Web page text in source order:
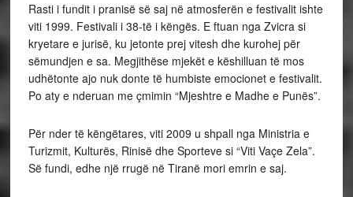
Rasti i fundit i pranisë së saj në atmosferën e festivalit ishte
viti 1999. Festivali i 38-të i këngës. E ftuan nga Zvicra si
kryetare e jurisë, ku jetonte prej vitesh dhe kurohej për
sëmundjen e sa. Megjithëse mjekët e këshilluan të mos
udhëtonte ajo nuk donte të humbiste emocionet e festivalit.
Po aty e nderuan me çmimin “Mjeshtre e Madhe e Punës”.
Për nder të këngëtares, viti 2009 u shpall nga Ministria e
Turizmit, Kulturës, Rinisë dhe Sportevesi “Viti Vaçe Zela”.
Së fundi, edhe një rrugë në Tiranë mori emrin e saj.